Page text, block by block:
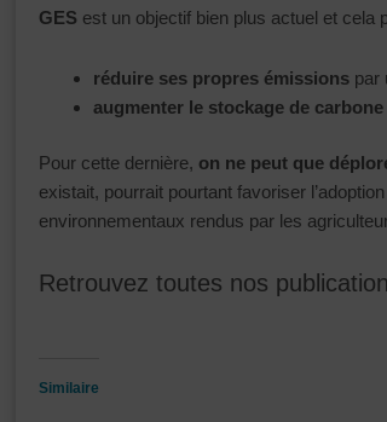
GES est un objectif bien plus actuel et cela
réduire ses propres émissionspar
augmenter le stockage de carbone
Pour cette dernière, on ne peut que
existait, pourrait pourtant favoriser
environnementaux rendus par les
Retrouvez toutes nos
Similaire